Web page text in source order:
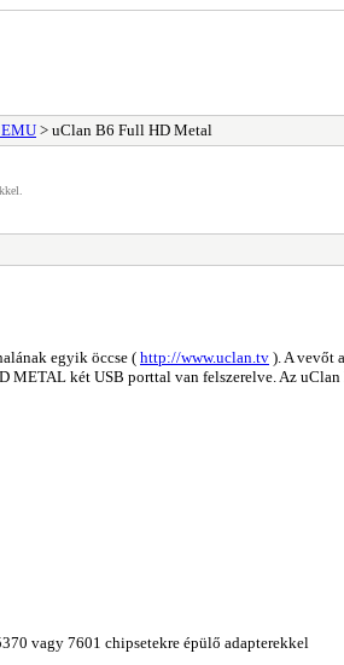
> uClan B6 Full HD Metal
egyik öccse ( http://www.uclan.tv ). A vevőt
két USB porttal van felszerelve. Az
vagy 7601 chipsetekre épülő adapterekkel